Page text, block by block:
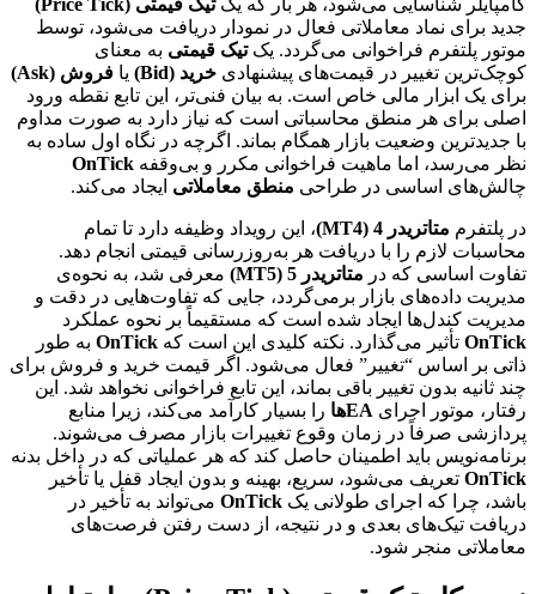
کامپایلر شناسایی می‌شود، هر بار که یکتیک قیمتی (Price Tick)
جدید برای نماد معاملاتی فعال در نمودار دریافت می‌شود، توسط
موتور پلتفرم فراخوانی می‌گردد. یکتیک قیمتی به معنای
کوچک‌ترین تغییر در قیمت‌های پیشنهادی خرید (Bid) یا فروش (Ask)
برای یک ابزار مالی خاص است. به بیان فنی‌تر، این تابع نقطه ورود
اصلی برای هر منطق محاسباتی است که نیاز دارد به صورت مداوم
با جدیدترین وضعیت بازار همگام بماند. اگرچه در نگاه اول ساده به
نظر می‌رسد، اما ماهیت فراخوانی مکرر و بی‌وقفه OnTick
چالش‌های اساسی در طراحی منطق معاملاتی ایجاد می‌کند.
در پلتفرم متاتریدر 4 (MT4)
، این رویداد وظیفه دارد تا تمام
محاسبات لازم را با دریافت هر به‌روزرسانی قیمتی انجام دهد.
تفاوت اساسی که در متاتریدر 5 (MT5)
معرفی شد، به نحوه‌ی
مدیریت داده‌های بازار برمی‌گردد، جایی که تفاوت‌هایی در دقت و
مدیریت کندل‌ها ایجاد شده است که مستقیماً بر نحوه عملکرد
OnTick تأثیر می‌گذارد. نکته کلیدی این است که OnTick به طور
ذاتی بر اساس “تغییر” فعال می‌شود. اگر قیمت خرید و فروش برای
چند ثانیه بدون تغییر باقی بماند، این تابع فراخوانی نخواهد شد. این
رفتار، موتور اجرای EAها
را بسیار کارآمد می‌کند، زیرا منابع
پردازشی صرفاً در زمان وقوع تغییرات بازار مصرف می‌شوند.
برنامه‌نویس باید اطمینان حاصل کند که هر عملیاتی که در داخل بدنه
OnTick تعریف می‌شود، سریع، بهینه و بدون ایجاد قفل یا تأخیر
باشد، چرا که اجرای طولانی یک OnTick می‌تواند به تأخیر در
دریافت تیک‌های بعدی و در نتیجه، از دست رفتن فرصت‌های
معاملاتی منجر شود.